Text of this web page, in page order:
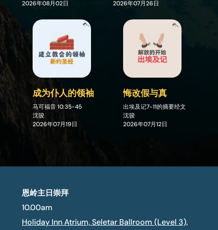
2026年08月02日
2026年07月26日
成为仆人的领袖
马可福音 10:35-45
沈骏
2026年07月19日
悔改假与真
出埃及记7-11的摘要经文
沈骏
2026年07月12日
恩岭主日崇拜
10.00am
Holiday Inn Atrium, Seletar Ballroom (Level 3),